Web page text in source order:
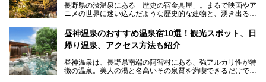
長野県の渋温泉にある「歴史の宿金具屋」。まるで映画やア
ニメの世界に迷い込んだような歴史的な建物と、湧き出る温
を隅々まで楽しみたいですよね。この記事では、金具屋での
滞在を最高の思い出にするための「楽しみ方」を徹底的にご
紹介します！
昼神温泉のおすすめ温泉宿10選！観光スポット、日
帰り温泉、アクセス方法も紹介
昼神温泉は、長野県南端の阿智村にある、強アルカリ性が特
徴の温泉。美人の湯と名高いその泉質を満喫できるだけでな